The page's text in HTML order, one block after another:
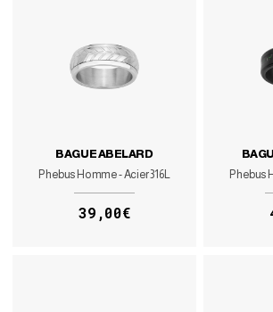
BAGUE ABELARD
Phebus Homme - Acier 316L
39,00€
Phebus